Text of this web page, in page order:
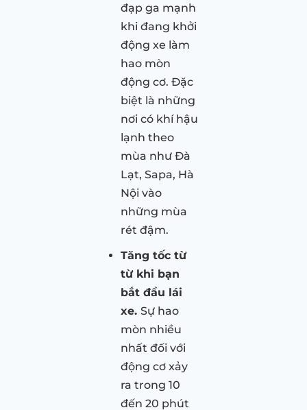
đạp ga mạnh
khi đang khởi
động xe làm
hao mòn
động cơ. Đặc
biệt là những
nơi có khí hậu
lạnh theo
mùa như Đà
Lạt, Sapa, Hà
Nội vào
những mùa
rét đậm.
Tăng tốc từ
từ khi bạn
bắt đầu lái
xe. Sự hao
mòn nhiều
nhất đối với
động cơ xảy
ra trong 10
đến 20 phút